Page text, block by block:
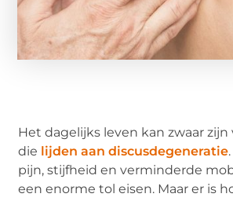
Het dagelijks leven kan zwaar
die lijden aan discusdegeneratie
pijn, stijfheid en verminderde
een enorme tol eisen. Maar er is